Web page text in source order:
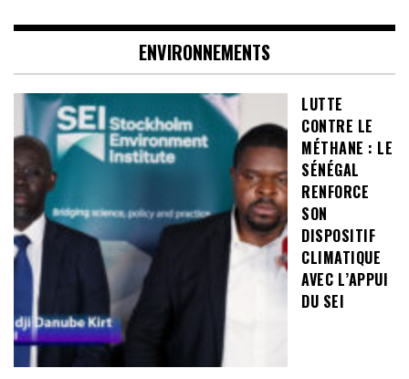
ENVIRONNEMENTS
LUTTE
CONTRE LE
MÉTHANE : LE
SÉNÉGAL
RENFORCE
SON
DISPOSITIF
CLIMATIQUE
AVEC L’APPUI
DU SEI